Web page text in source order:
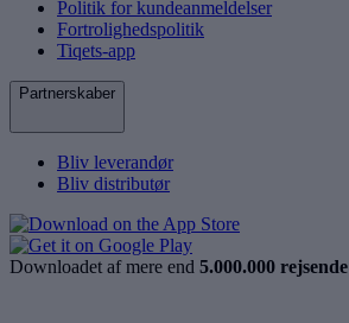
Politik for kundeanmeldelser
Fortrolighedspolitik
Tiqets-app
Partnerskaber
Bliv leverandør
Bliv distributør
Downloadet af mere end 5.000.000 rejsende